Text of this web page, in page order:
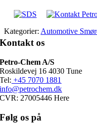
Kategorier: Automotive
Kontakt os
Petro-Chem A/S
Roskildevej 16 4030 Tune
Tel: +45 7070 1881
info@petrochem.dk
CVR: 27005446 Here
Følg os på